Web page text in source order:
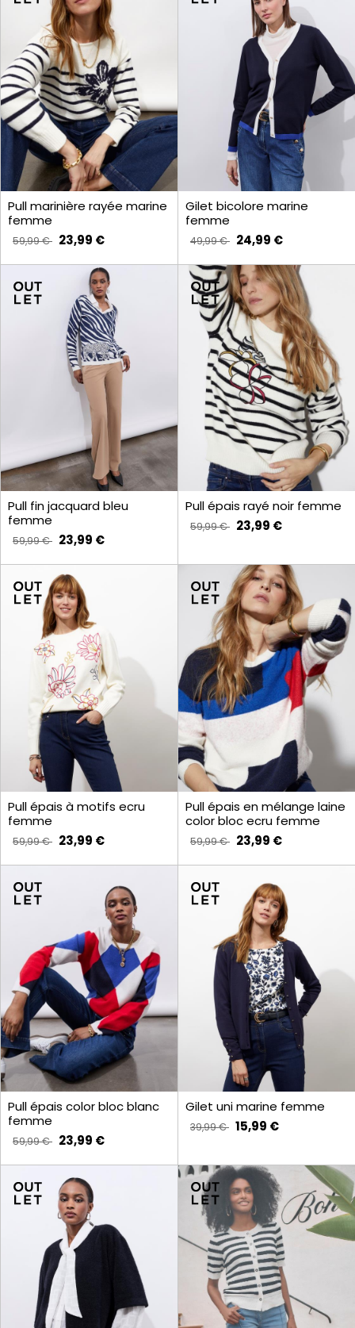
Pull marinière rayée marine
femme
59,99 € 23,99 €
Gilet bicolore marine
femme
49,99 € 24,99 €
Pull fin jacquard bleu
femme
59,99 € 23,99 €
Pull épais rayé noir femme
59,99 € 23,99 €
Pull épais à motifs ecru
femme
59,99 € 23,99 €
Pull épais en mélange laine
color bloc ecru femme
59,99 € 23,99 €
Pull épais color bloc blanc
femme
59,99 € 23,99 €
Gilet uni marine femme
39,99 € 15,99 €